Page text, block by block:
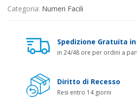
Categoria: Numeri Facili
Spedizione Gratuita
in 24/48 ore per ordini a
Diritto di Recesso
Resi entro 14 giorni